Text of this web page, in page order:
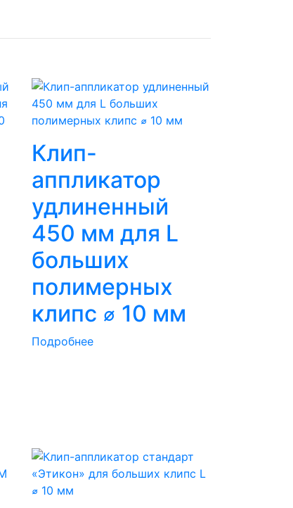
Клип-
аппликатор
удлиненный
450 мм для L
больших
полимерных
клипс ⌀ 10 мм
Подробнее